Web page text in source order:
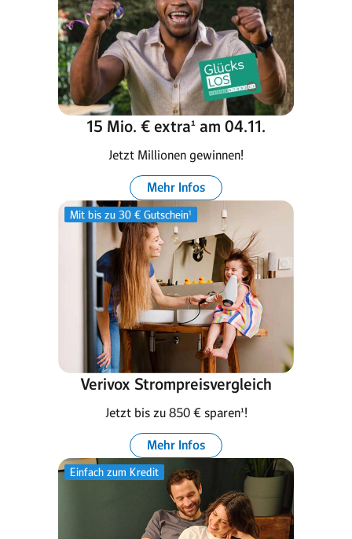
15 Mio. € extra¹ am 04.11.
Jetzt Millionen gewinnen!
Mehr Infos
Verivox Strompreisvergleich
Jetzt bis zu 850 € sparen¹!
Mehr Infos